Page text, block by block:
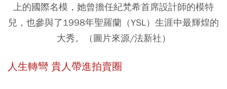
上的國際名模，她曾擔任紀梵希首席設計師的模特
兒，也參與了1998年聖羅蘭（YSL）生涯中最輝煌的
大秀。（圖片來源/法新社）
人生轉彎 貴人帶進拍賣圈